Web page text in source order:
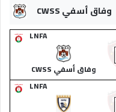
وفاق أسفي CWSS
LNFA
وفاق أسفي CWSS
LNFA